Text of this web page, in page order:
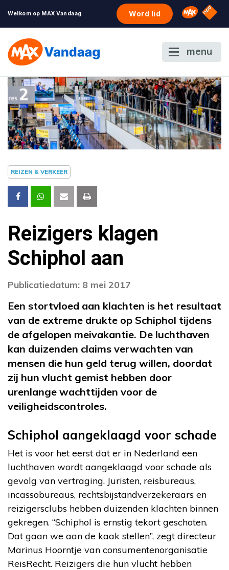
Welkom op MAX Vandaag Word lid Omroep
NPO
menu
REIZEN & VERKEER
Reizigers klagen
Schiphol aan
Publicatiedatum: 8 mei 2017
Een stortvloed aan klachten is het resultaat
van de extreme drukte op Schiphol tijdens
de afgelopen meivakantie. De luchthaven
kan duizenden claims verwachten van
mensen die hun geld terug willen, doordat
zij hun vlucht gemist hebben door
urenlange wachttijden voor de
veiligheidscontroles.
Schiphol aangeklaagd voor schade
Het is voor het eerst dat er in Nederland een
luchthaven wordt aangeklaagd voor schade als
gevolg van vertraging. Juristen, reisbureaus,
incassobureaus, rechtsbijstandverzekeraars en
reizigersclubs hebben duizenden klachten binnen
gekregen. “Schiphol is ernstig tekort geschoten.
Dat gaan we aan de kaak stellen”, zegt directeur
Marinus Hoorntje van consumentenorganisatie
ReisRecht. Reizigers die hun vlucht hebben